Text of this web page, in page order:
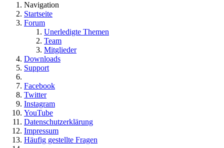
Navigation
Startseite
Forum
Unerledigte Themen
Team
Mitglieder
Downloads
Support
Facebook
Twitter
Instagram
YouTube
Datenschutzerklärung
Impressum
Häufig gestellte Fragen